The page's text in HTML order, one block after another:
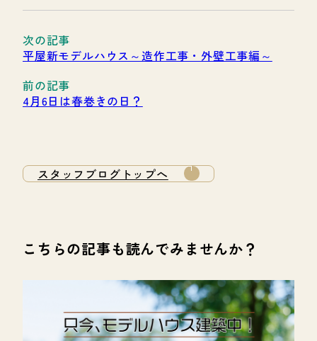
平屋新モデルハウス～造作工事・外壁工事編～
4月6日は春巻きの日？
スタッフブログトップへ
こちらの記事も読んでみませんか？